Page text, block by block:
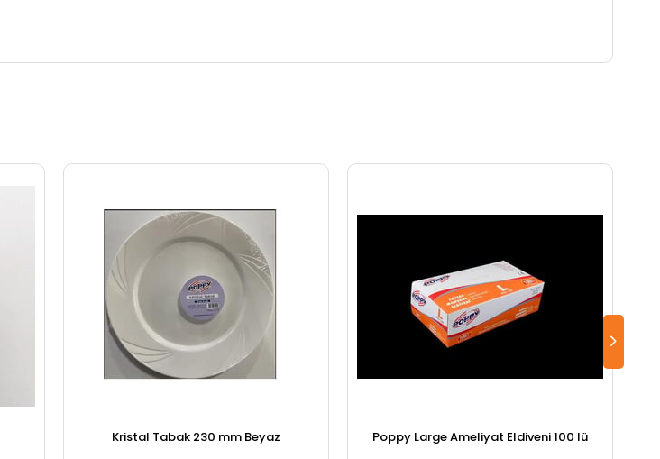
Kristal Tabak 230 mm Beyaz Poppy Large Ameliyat Eldiveni 100 lü